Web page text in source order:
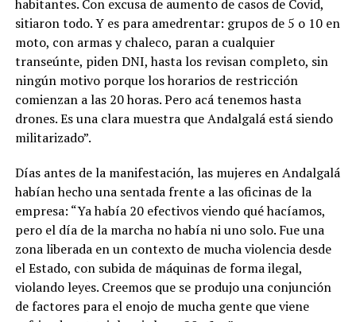
habitantes. Con excusa de aumento de casos de Covid,
sitiaron todo. Y es para amedrentar: grupos de 5 o 10 en
moto, con armas y chaleco, paran a cualquier
transeúnte, piden DNI, hasta los revisan completo, sin
ningún motivo porque los horarios de restricción
comienzan a las 20 horas. Pero acá tenemos hasta
drones. Es una clara muestra que Andalgalá está siendo
militarizado”.
Días antes de la manifestación, las mujeres en Andalgalá
habían hecho una sentada frente a las oficinas de la
empresa: “Ya había 20 efectivos viendo qué hacíamos,
pero el día de la marcha no había ni uno solo. Fue una
zona liberada en un contexto de mucha violencia desde
el Estado, con subida de máquinas de forma ilegal,
violando leyes. Creemos que se produjo una conjunción
de factores para el enojo de mucha gente que viene